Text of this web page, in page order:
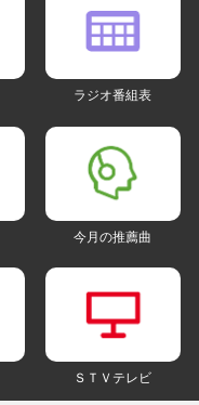
ラジオ番組表
今月の推薦曲
ＳＴＶテレビ